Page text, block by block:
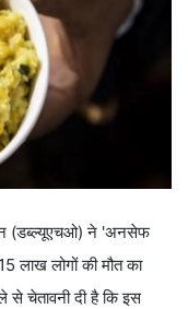
(डब्ल्यूएचओ) ने 'अनसेफ
लाख लोगों की मौत का
से चेतावनी दी है कि इस